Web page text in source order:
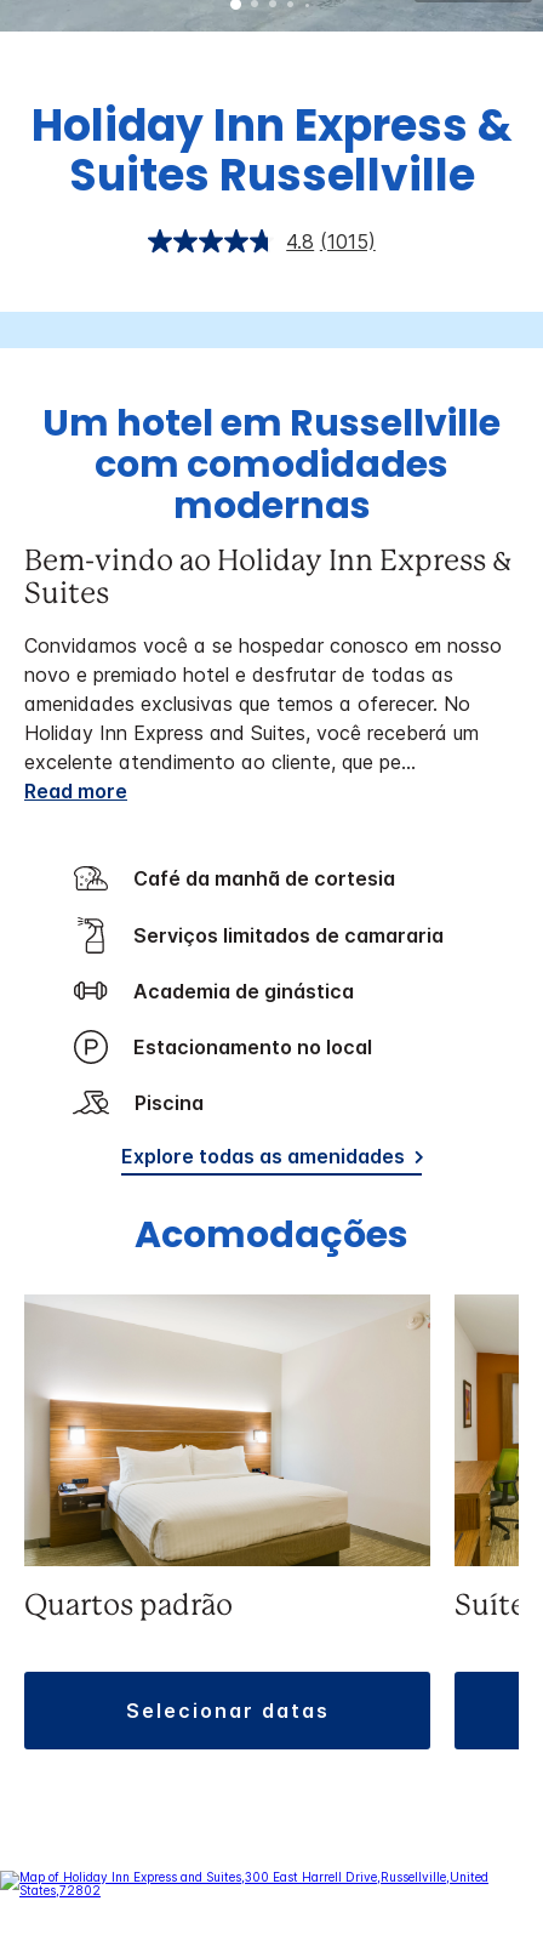
Holiday Inn Express &
Suites Russellville
4.8 (1015)
Um hotel em Russellville
com comodidades
modernas
Bem-vindo ao Holiday Inn Express &
Suites
Convidamos você a se hospedar conosco em nosso
novo e premiado hotel e desfrutar de todas as
amenidades exclusivas que temos a oferecer. No
Holiday Inn Express and Suites, você receberá um
excelente atendimento ao cliente, que pe...
Read more
Café da manhã de cortesia
Serviços limitados de camararia
Academia de ginástica
Estacionamento no local
Piscina
Explore todas as amenidades
Acomodações
Quartos padrão
selecionar datas
Suíte